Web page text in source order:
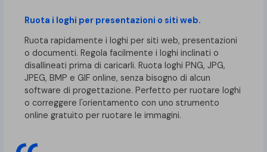
Ruota i loghi per presentazioni o siti web.
Ruota rapidamente i loghi per siti web, presentazioni
o documenti. Regola facilmente i loghi inclinati o
disallineati prima di caricarli. Ruota loghi PNG, JPG,
JPEG, BMP e GIF online, senza bisogno di alcun
software di progettazione. Perfetto per ruotare loghi
o correggere l'orientamento con uno strumento
online gratuito per ruotare le immagini.